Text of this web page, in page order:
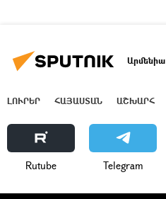
Արմենիա
ԼՈՒՐԵՐ ՀԱՅԱՍՏԱՆ ԱՇԽԱՐՀ
Rutube Telegram